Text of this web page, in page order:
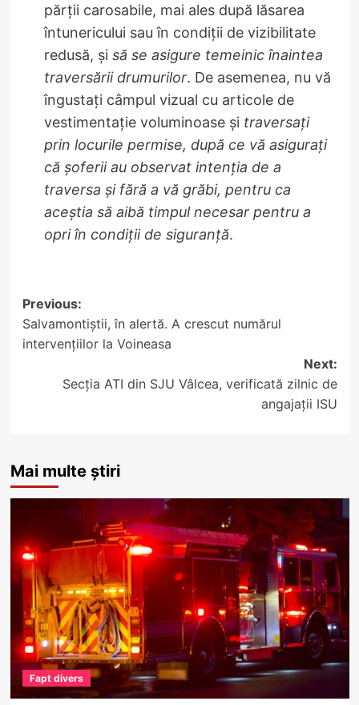
părţii carosabile, mai ales după lăsarea
întunericului sau în condiţii de vizibilitate
redusă, şi să se asigure temeinic înaintea
traversării drumurilor. De asemenea, nu vă
îngustaţi câmpul vizual cu articole de
vestimentaţie voluminoase şi traversaţi
prin locurile permise, după ce vă asiguraţi
că şoferii au observat intenţia de a
traversa şi fără a vă grăbi, pentru ca
aceştia să aibă timpul necesar pentru a
opri în condiţii de siguranţă.
Post
navigation
Previous:
Salvamontiștii, în alertă. A crescut numărul
intervențiilor la Voineasa
Next:
Secția ATI din SJU Vâlcea, verificată zilnic de
angajații ISU
Mai multe știri
Fapt divers